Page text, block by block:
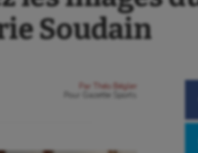
Soudain
Par
Théo Bégler
Gazette Sports